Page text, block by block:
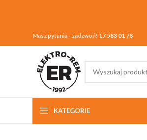
Masz pytania - zadzwoń! 17 583 01 78
KATEGORIE